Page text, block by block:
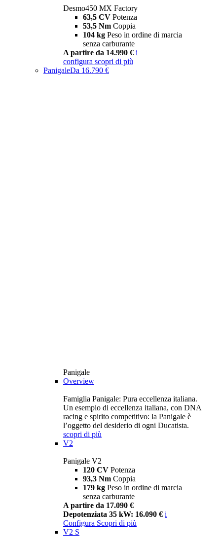
Desmo450 MX Factory
63,5 CV Potenza
53,5 Nm Coppia
104 kg Peso in ordine di marcia
senza carburante
A partire da 14.990 € i
configura scopri di più
PanigaleDa 16.790 €
Panigale
Overview
Famiglia Panigale: Pura eccellenza italiana.
Un esempio di eccellenza italiana, con DNA
racing e spirito competitivo: la Panigale è
l’oggetto del desiderio di ogni Ducatista.
scopri di più
V2
Panigale V2
120 CV Potenza
93,3 Nm Coppia
179 kg Peso in ordine di marcia
senza carburante
A partire da 17.090 €
Depotenziata 35 kW: 16.090 € i
Configura Scopri di più
V2 S